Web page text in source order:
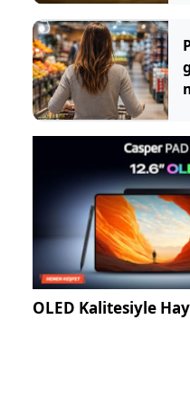
OLED Kalitesiyle